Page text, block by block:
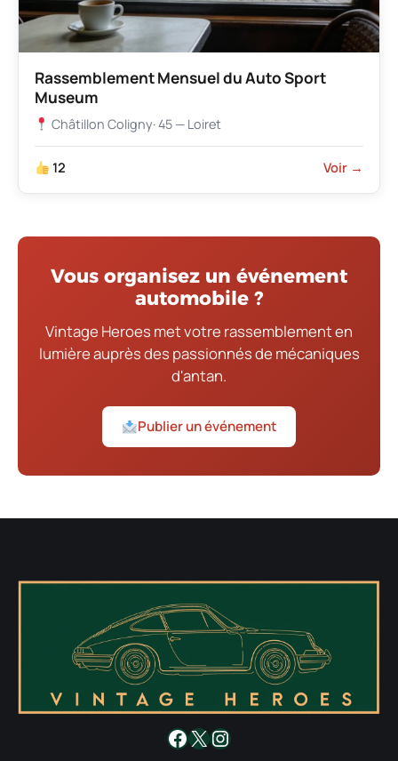
Rassemblement Mensuel du Auto Sport
Museum
Châtillon Coligny· 45 — Loiret
12 Voir →
Vous organisez un événement
automobile ?
Vintage Heroes met votre rassemblement en
lumière auprès des passionnés de mécaniques
d'antan.
Publier un événement
Facebook
X Instagram